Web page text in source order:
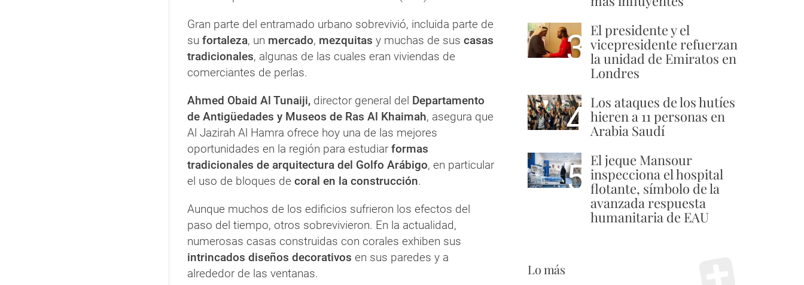
Gran parte del entramado urbano sobrevivió, incluida parte de
su fortaleza, un mercado, mezquitas y muchas de sus casas
tradicionales, algunas de las cuales eran viviendas de
comerciantes de perlas.
Ahmed Obaid Al Tunaiji, director general del Departamento
de Antigüedades y Museos de Ras Al Khaimah, asegura que
Al Jazirah Al Hamra ofrece hoy una de las mejores
oportunidades en la región para estudiar formas
tradicionales de arquitectura del Golfo Arábigo, en particular
el uso de bloques de coral en la construcción.
Aunque muchos de los edificios sufrieron los efectos del
paso del tiempo, otros sobrevivieron. En la actualidad,
numerosas casas construidas con corales exhiben sus
intrincados diseños decorativos en sus paredes y a
alrededor de las ventanas.
3 El presidente y el
vicepresidente refuerzan
la unidad de Emiratos en
Londres
4 Los ataques de los hutíes
hieren a 11 personas en
Arabia Saudí
5 El jeque Mansour
inspecciona el hospital
flotante, símbolo de la
avanzada respuesta
humanitaria de EAU
Lo más